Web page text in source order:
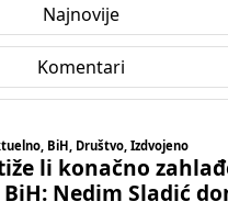
Najnovije
Komentari